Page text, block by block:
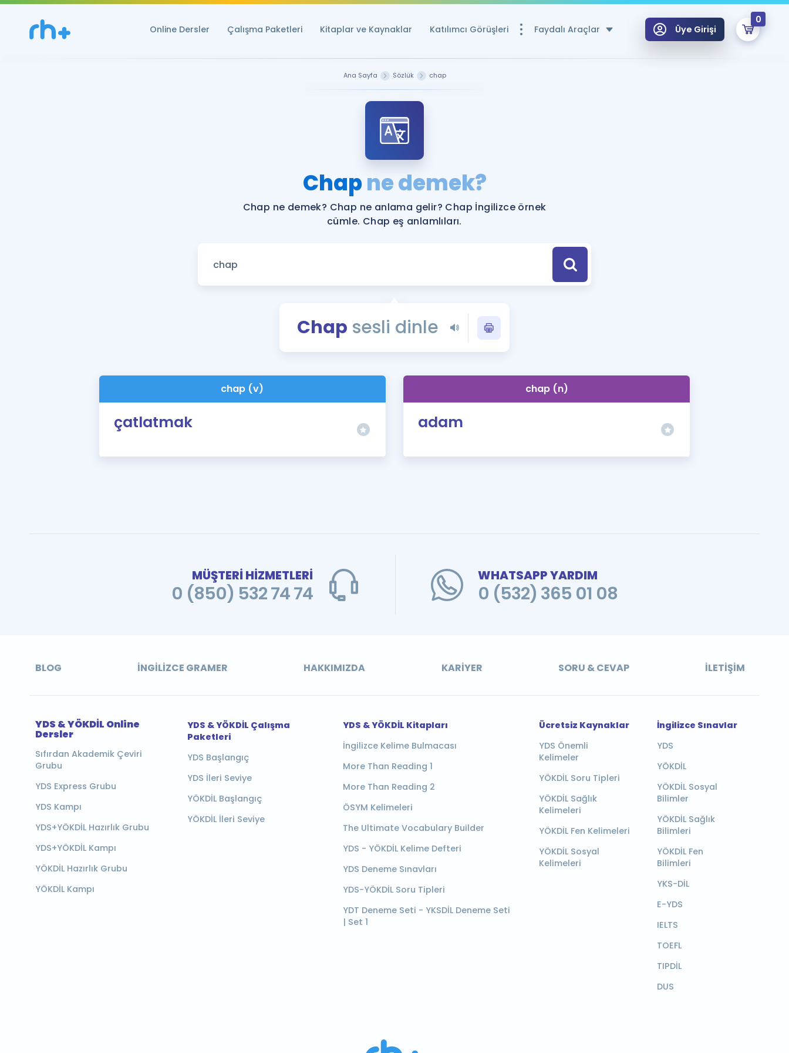
Online Dersler Çalışma Paketleri Kitaplar ve Kaynaklar Katılımcı Görüşleri Faydalı Araçlar
YDS ve YÖKDİL Puan Hesaplama Aracı
Rehberlik Aracı
YDS ve YÖKDİL'e Hazırlananlar için Öneriler
Tüm ÖSYM Sınavları Tek Takvimde
YDS - YÖKDİL Tüm Sınavlarla İlgili Haberler
İngilizce Gramer
Üye Girişi
0
Ana Sayfa Sözlük chap
Chapne demek?
Chap ne demek? Chap ne anlama gelir? Chap İngilizce örnek
cümle. Chap eş anlamlıları.
Chap sesli dinle
chap (v)
çatlatmak
chap (n)
adam
MÜŞTERİ HİZMETLERİ
0 (850) 532 74 74
WHATSAPP YARDIM
0 (532) 365 01 08
BLOG İNGILIZCE GRAMER HAKKIMIZDA KARIYER SORU & CEVAP İLETIŞIM
YDS & YÖKDİL Online
Dersler
Sıfırdan Akademik Çeviri
Grubu
YDS Express Grubu
YDS Kampı
YDS+YÖKDİL Hazırlık Grubu
YDS+YÖKDİL Kampı
YÖKDİL Hazırlık Grubu
YÖKDİL Kampı
YDS & YÖKDİL Çalışma
Paketleri
YDS Başlangıç
YDS İleri Seviye
YÖKDİL Başlangıç
YÖKDİL İleri Seviye
YDS & YÖKDİL Kitapları
İngilizce Kelime Bulmacası
More Than Reading 1
More Than Reading 2
ÖSYM Kelimeleri
The Ultimate Vocabulary Builder
YDS - YÖKDİL Kelime Defteri
YDS Deneme Sınavları
YDS-YÖKDİL Soru Tipleri
YDT Deneme Seti - YKSDİL Deneme Seti
| Set 1
Ücretsiz Kaynaklar
YDS Önemli
Kelimeler
YÖKDİL Soru Tipleri
YÖKDİL Sağlık
Kelimeleri
YÖKDİL Fen Kelimeleri
YÖKDİL Sosyal
Kelimeleri
İngilizce Sınavlar
YDS
YÖKDİL
YÖKDİL Sosyal
Bilimler
YÖKDİL Sağlık
Bilimleri
YÖKDİL Fen
Bilimleri
YKS-DİL
E-YDS
IELTS
TOEFL
TIPDİL
DUS